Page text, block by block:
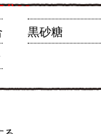
分[:] persons
黒砂糖